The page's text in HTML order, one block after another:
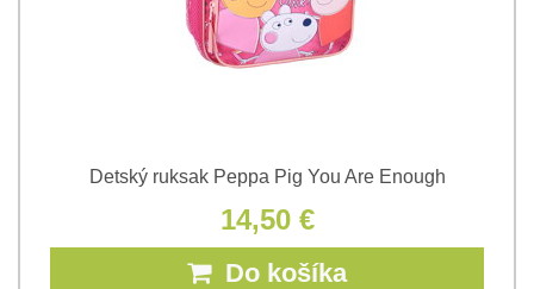
Detský ruksak Peppa Pig You Are Enough
14,50 €
Do košíka